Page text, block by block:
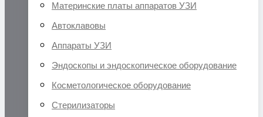
Материнские платы аппаратов УЗИ
Автоклавовы
Аппараты УЗИ
Эндоскопы и эндоскопическое оборудование
Косметологическое оборудование
Стерилизаторы